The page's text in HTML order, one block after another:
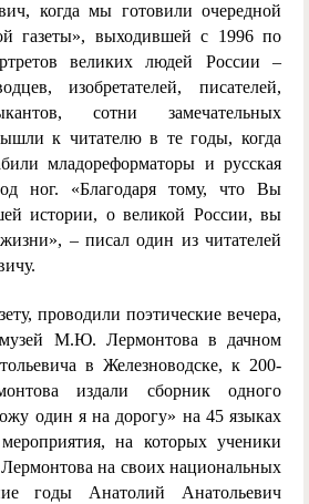
когда мы готовили очередной
газеты», выходившей с 1996 по
великих людей России –
изобретателей, писателей,
сотни замечательных
к читателю в те годы, когда
младореформаторы и русская
ног. «Благодаря тому, что Вы
истории, о великой России, вы
– писал один из читателей
проводили поэтические вечера,
М.Ю. Лермонтова в дачном
в Железноводске, к 200-
издали сборник одного
один я на дорогу» на 45 языках
на которых ученики
на своих национальных
годы Анатолий Анатольевич